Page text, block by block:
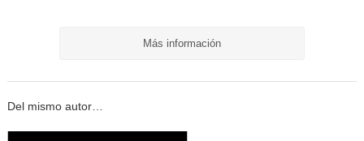
Más información
Del mismo autor…